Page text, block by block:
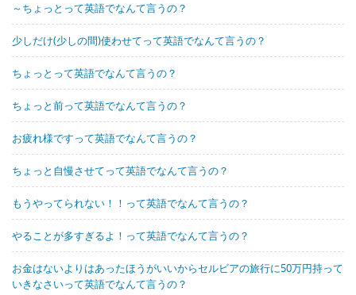
～ちょっとって英語でなんて言うの？
少しだけ(少しの間)使わせてって英語でなんて言うの？
ちょっとって英語でなんて言うの？
ちょっと前って英語でなんて言うの？
お疲れ様ですって英語でなんて言うの？
ちょっと自慢させてって英語でなんて言うの？
もうやってられない！！って英語でなんて言うの？
やることが多すぎるよ！って英語でなんて言うの？
お金はないよりはあったほうがいいからセルビアの旅行に50万円持って
いきなさいって英語でなんて言うの？